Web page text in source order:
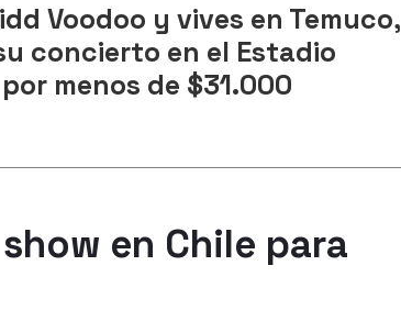
Voodoo y vives en Temuco,
concierto en el Estadio
menos de $31.000
en Chile para